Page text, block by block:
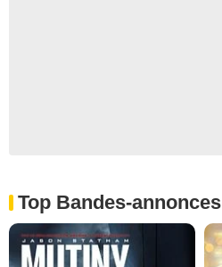
Top Bandes-annonces